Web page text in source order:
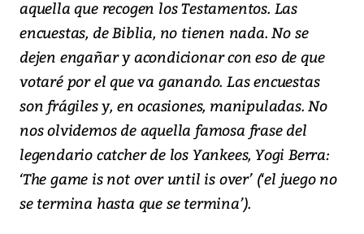
aquella que recogen los Testamentos. Las
encuestas, de Biblia, no tienen nada. No se
dejen engañar y acondicionar con eso de que
votaré por el que va ganando. Las encuestas
son frágiles y, en ocasiones, manipuladas. No
nos olvidemos de aquella famosa frase del
legendario catcher de los Yankees, Yogi Berra:
‘The game is not over until is over’ (‘el juego no
se termina hasta que se termina’).